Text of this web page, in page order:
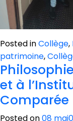
Posted inCollège,
patrimoine,
et à
Comparée
Posted on08 mai